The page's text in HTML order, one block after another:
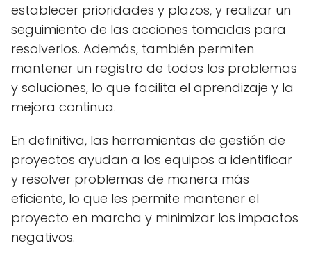
establecer prioridades y plazos, y realizar un
seguimiento de las acciones tomadas para
resolverlos. Además, también permiten
mantener un registro de todos los problemas
y soluciones, lo que facilita el aprendizaje y la
mejora continua.
En definitiva, las herramientas de gestión de
proyectos ayudan a los equipos a identificar
y resolver problemas de manera más
eficiente, lo que les permite mantener el
proyecto en marcha y minimizar los impactos
negativos.